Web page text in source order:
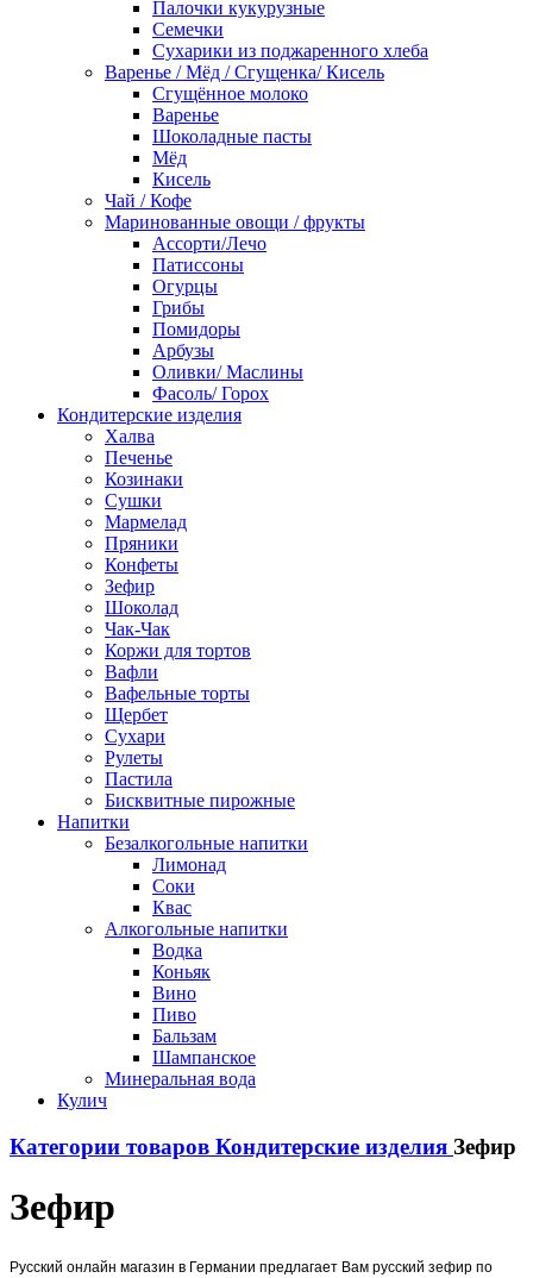
Палочки кукурузные
Семечки
Сухарики из поджаренного хлеба
Варенье / Мёд / Сгущенка/ Кисель
Сгущённое молоко
Варенье
Шоколадные пасты
Мёд
Кисель
Чай / Кофе
Маринованные овощи / фрукты
Ассорти/Лечо
Патиссоны
Огурцы
Грибы
Помидоры
Арбузы
Оливки/ Маслины
Фасоль/ Горох
Кондитерские изделия
Халва
Печенье
Козинаки
Сушки
Мармелад
Пряники
Конфеты
Зефир
Шоколад
Чак-Чак
Коржи для тортов
Вафли
Вафельные торты
Щербет
Сухари
Рулеты
Пастила
Бисквитные пирожные
Напитки
Безалкогольные напитки
Лимонад
Соки
Квас
Алкогольные напитки
Водка
Коньяк
Вино
Пиво
Бальзам
Шампанское
Минеральная вода
Кулич
Категории товаров Кондитерские изделия Зефир
Зефир
Русский онлайн магазин в Германии предлагает Вам русский зефир по